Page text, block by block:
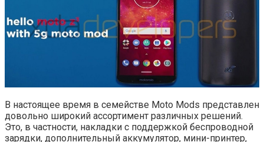
В настоящее время в семействе Moto Mods представлен
довольно широкий ассортимент различных решений.
Это, в частности, накладки с поддержкой беспроводной
зарядки, дополнительный аккумулятор, мини-принтер,